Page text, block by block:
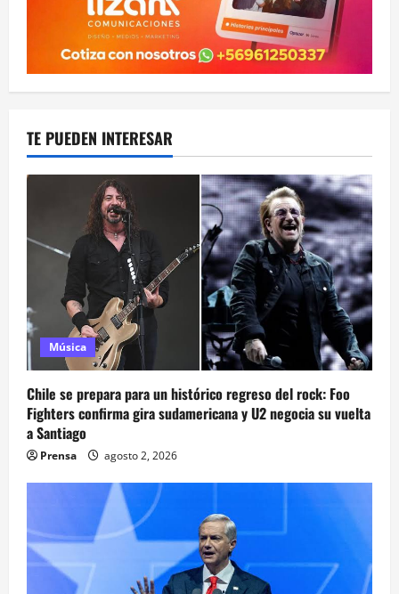
TE PUEDEN INTERESAR
Música
Chile se prepara para un histórico regreso del rock: Foo
Fighters confirma gira sudamericana y U2 negocia su vuelta
a Santiago
Prensa agosto 2, 2026